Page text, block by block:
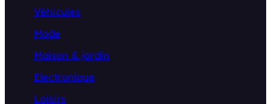
Véhicules
Mode
Maison & jardin
Electronique
Loisirs